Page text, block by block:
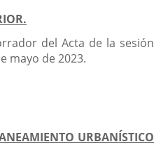
del Acta de la sesión
mayo de 2023.
URBANÍSTICO